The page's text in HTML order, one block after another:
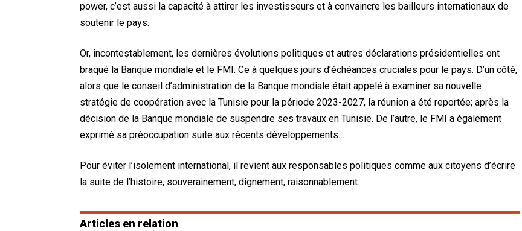
power, c’est aussi la capacité à attirer les investisseurs et à convaincre les bailleurs internationaux de
soutenir le pays.
Or, incontestablement, les dernières évolutions politiques et autres déclarations présidentielles ont
braqué la Banque mondiale et le FMI. Ce à quelques jours d’échéances cruciales pour le pays. D’un côté,
alors que le conseil d’administration de la Banque mondiale était appelé à examiner sa nouvelle
stratégie de coopération avec la Tunisie pour la période 2023-2027, la réunion a été reportée; après la
décision de la Banque mondiale de suspendre ses travaux en Tunisie. De l’autre, le FMI a également
exprimé sa préoccupation suite aux récents développements…
Pour éviter l’isolement international, il revient aux responsables politiques comme aux citoyens d’écrire
la suite de l’histoire, souverainement, dignement, raisonnablement.
Articles en relation